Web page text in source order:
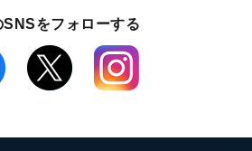
SNSをフォローする